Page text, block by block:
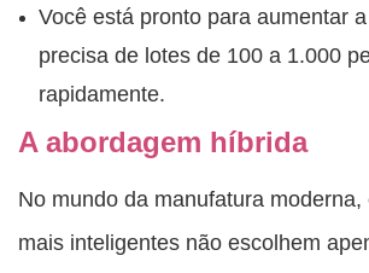
Você está pronto para aumentar
precisa de lotes de 100 a 1.000
rapidamente.
A abordagem híbrida
No mundo da manufatura moderna,
mais inteligentes não escolhem